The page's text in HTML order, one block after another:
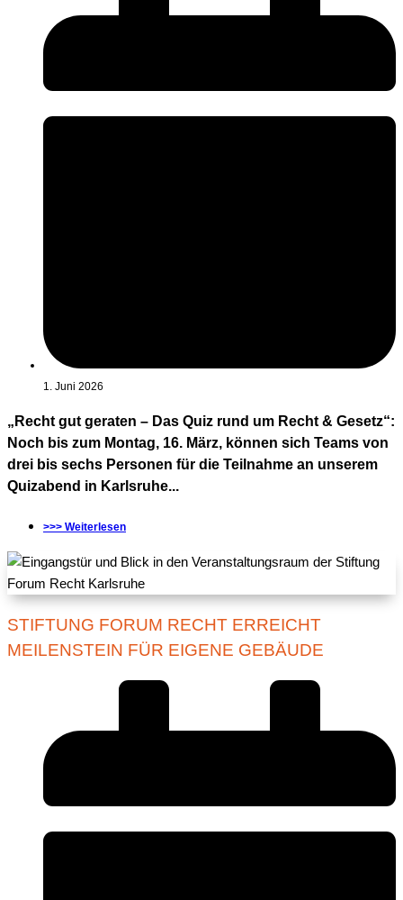
1. Juni 2026
„Recht gut geraten – Das Quiz rund um Recht & Gesetz“:
Noch bis zum Montag, 16. März, können sich Teams von
drei bis sechs Personen für die Teilnahme an unserem
Quizabend in Karlsruhe...
>>> Weiterlesen
STIFTUNG FORUM RECHT ERREICHT
MEILENSTEIN FÜR EIGENE GEBÄUDE